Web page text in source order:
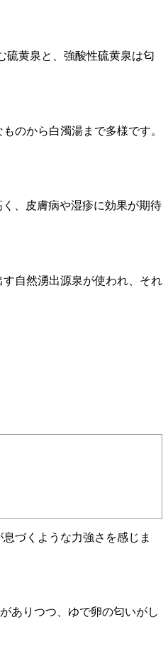
硫黄泉と、強酸性硫黄泉は匂
のから白濁湯まで多様です。
、皮膚病や湿疹に効果が期待
自然湧出源泉が使われ、それ
づくような力強さを感じま
ありつつ、ゆで卵の匂いがし